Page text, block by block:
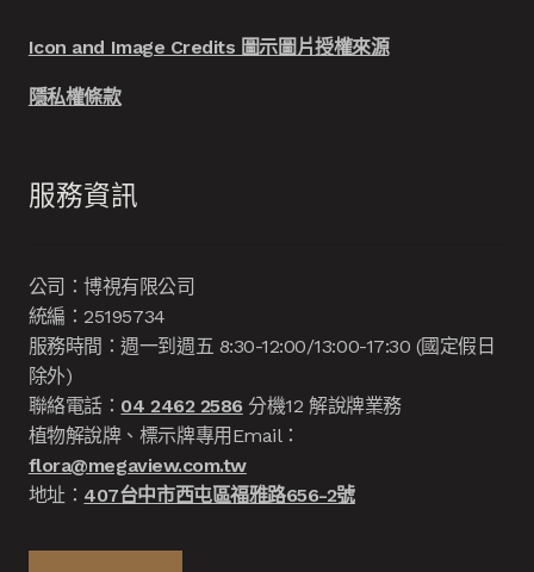
Icon and Image Credits 圖示圖片授權來源
隱私權條款
服務資訊
公司：博視有限公司
統編：25195734
服務時間：週一到週五 8:30-12:00/13:00-17:30 (國定假日
除外)
聯絡電話： 04 2462 2586分機12 解說牌業務
植物解說牌、標示牌專用Email：
flora@megaview.com.tw
地址： 407台中市西屯區福雅路656-2號